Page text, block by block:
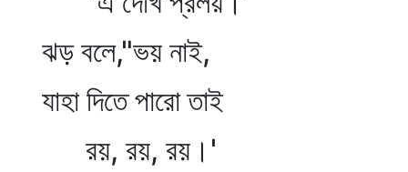
ঝড় বলে,"ভয় নাই,
যাহা দিতে পারো তাই
রয়, রয়, রয়।'